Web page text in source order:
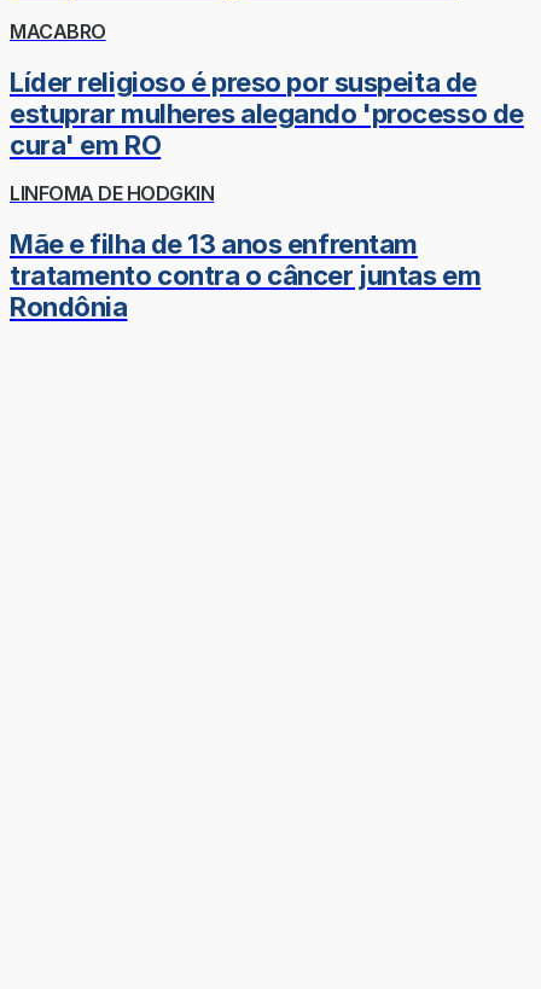
MACABRO
Líder religioso é preso por suspeita de
estuprar mulheres alegando 'processo de
cura' em RO
LINFOMA DE HODGKIN
Mãe e filha de 13 anos enfrentam
tratamento contra o câncer juntas em
Rondônia